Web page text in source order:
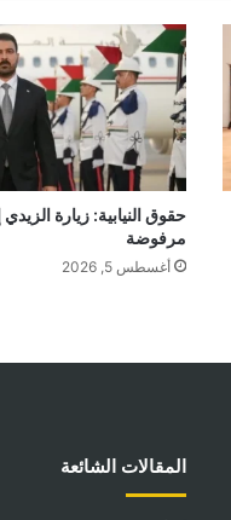
حقوق النيابية: زيارة
مرفوضة
أغسطس 5, 2026
المقالات الشائعة